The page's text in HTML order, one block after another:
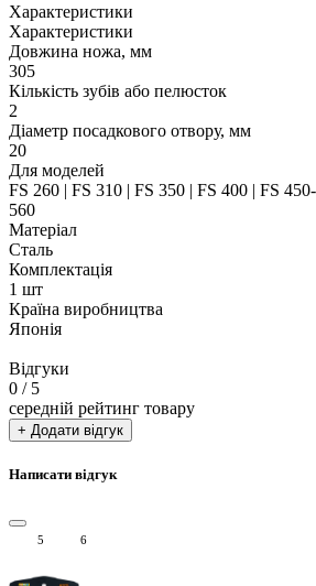
Характеристики
Характеристики
Довжина ножа, мм
305
Кількість зубів або пелюсток
2
Діаметр посадкового отвору, мм
20
Для моделей
FS 260 | FS 310 | FS 350 | FS 400 | FS
560
Матеріал
Сталь
Комплектація
1 шт
Країна виробництва
Японія
Відгуки
0 / 5
середній рейтинг товару
+ Додати відгук
Написати відгук
5 6